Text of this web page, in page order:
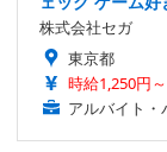
株式会社セガ
東京都
時給1,250円
アルバイト・